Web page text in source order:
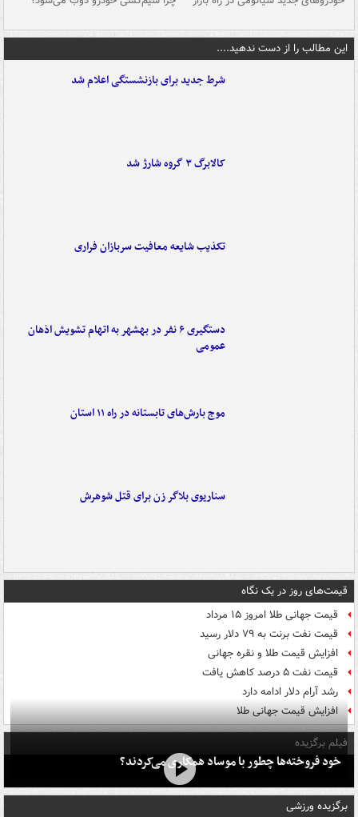
این مطالب را از دست ندهید....
شرط جدید برای بازنشستگی اعلام شد
کالابرگ ۳ گروه شارژ شد
تکذیب شایعه معافیت سربازان فراری
دستگیری ۶ نفر در بهشهر به اتهام تشویش اذهان
عمومی
موج بارش‌های تابستانه در راه ۱۱ استان
سناریوی بلاگر زن برای قتل شوهرش
قیمت‌های روز در یک نگاه
قیمت جهانی طلا امروز ۱۵ مرداد
قیمت نفت برنت به ۷۹ دلار رسید
افزایش قیمت طلا و نقره جهانی
قیمت نفت ۵ درصد کاهش یافت
رشد آرام دلار ادامه دارد
افزایش قیمت جهانی طلا
فیلم برگزیده
خود فروخته‌ها چطور با موساد همکاری می‌کردند؟
برگزیده ورزشی